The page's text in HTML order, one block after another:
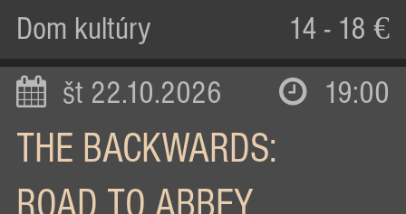
Dom kultúry 14 - 18 €
št 22.10.2026 19:00
THE BACKWARDS:
ROAD TO ABBEY